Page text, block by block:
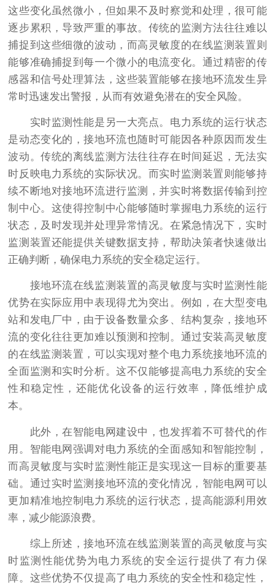
这些变化虽然微小，但如果不及时察觉和处理，很可能
逐步累积，导致严重的事故。传统的监测方法往往难以
捕捉到这些细微的波动，而高灵敏度的在线监测装置则
能够准确捕捉到每一个微小的电流变化。通过精密的传
感器和信号处理算法，这些装置能够在接地环流发生异
常时迅速发出警报，从而有效避免潜在的安全风险。
实时监测性能是另一大亮点。电力系统的运行状态
是动态变化的，接地环流也随时可能因各种原因而发生
波动。传统的离线监测方法往往存在时间延迟，无法实
时反映电力系统的实际状况。而实时监测装置则能够持
续不断地对接地环流进行监测，并实时将数据传输到控
制中心。这使得控制中心能够随时掌握电力系统的运行
状态，及时发现并处理异常情况。在紧急情况下，实时
监测装置还能提供关键数据支持，帮助决策者快速做出
正确判断，确保电力系统的安全稳定运行。
接地环流在线监测装置的高灵敏度与实时监测性能
优势在实际应用中表现得尤为突出。例如，在大型变电
站和发电厂中，由于设备数量众多、结构复杂，接地环
流的变化往往更加难以预测和控制。通过安装高灵敏度
的在线监测装置，可以实现对整个电力系统接地环流的
全面监测和实时分析。这不仅能够提高电力系统的安全
性和稳定性，还能优化设备的运行效率，降低维护成
本。
此外，在智能电网建设中，也发挥着不可替代的作
用。智能电网强调对电力系统的全面感知和智能控制，
而高灵敏度与实时监测性能正是实现这一目标的重要基
础。通过实时监测接地环流的变化情况，智能电网可以
更加精准地控制电力系统的运行状态，提高能源利用效
率，减少能源浪费。
综上所述，接地环流在线监测装置的高灵敏度与实
时监测性能优势为电力系统的安全运行提供了有力保
障。这些优势不仅提高了电力系统的安全性和稳定性，